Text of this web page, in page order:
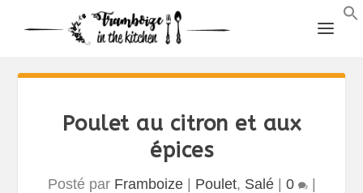
Poulet au citron et aux
épices
Posté par Framboize| Poulet, Salé| 0 |